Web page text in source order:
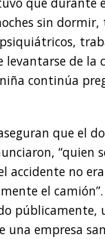
sin
levantarse de la
continúa
que el
“quien
accidente no
el
públicamente,
una empresa